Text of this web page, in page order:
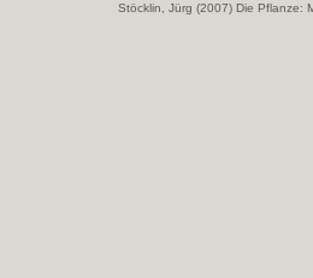
Stöcklin, Jürg (2007) Die Pflanze: